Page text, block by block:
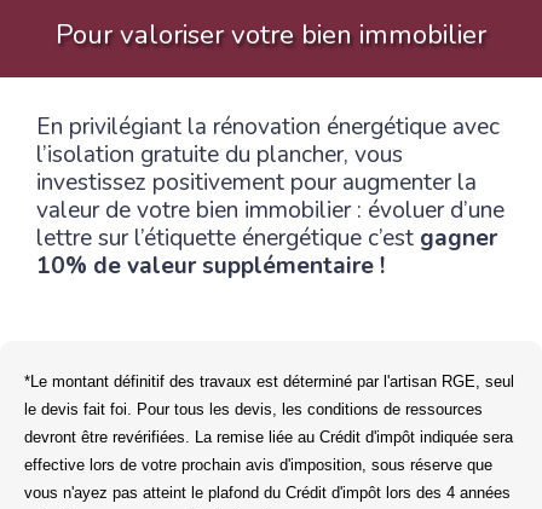
Pour valoriser votre bien immobilier
En privilégiant la rénovation énergétique avec
l’isolation gratuite du plancher, vous
investissez positivement pour augmenter la
valeur de votre bien immobilier : évoluer d’une
lettre sur l’étiquette énergétique c’est gagner
10% de valeur supplémentaire !
*Le montant définitif des travaux est déterminé par l'artisan RGE, seul
le devis fait foi. Pour tous les devis, les conditions de ressources
devront être revérifiées. La remise liée au Crédit d'impôt indiquée sera
effective lors de votre prochain avis d'imposition, sous réserve que
vous n'ayez pas atteint le plafond du Crédit d'impôt lors des 4 années